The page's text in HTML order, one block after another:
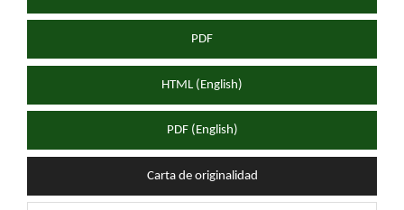
PDF
HTML (English)
PDF (English)
Carta de originalidad